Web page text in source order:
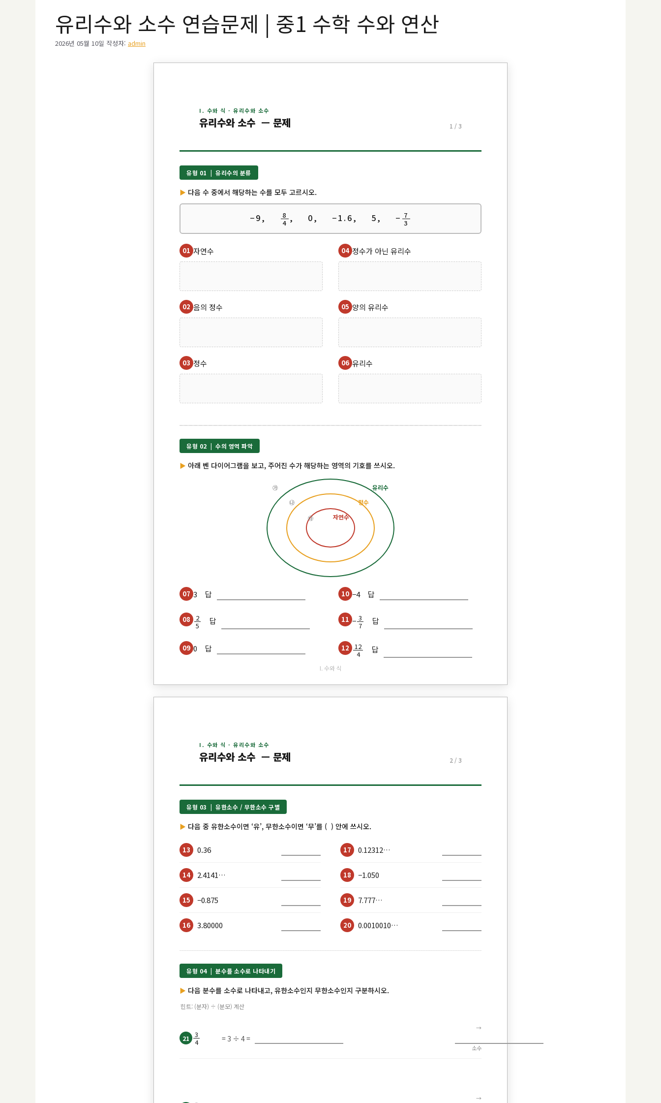
유리수와 소수 연습문제 | 중1 수학 수와 연산
2026년 05월 10일 작성자: admin
I. 수와 식 · 유리수와 소수
유리수와 소수 — 문제 1 / 3
유형 01 | 유리수의 분류
다음 수 중에서 해당하는 수를 모두 고르시오.
−9,
8
4 , 0, −1.6, 5, − 7
3
01 자연수
02 음의 정수
03 정수
04 정수가 아닌 유리수
05 양의 유리수
06 유리수
유형 02 | 수의 영역 파악
아래 벤 다이어그램을 보고, 주어진 수가 해당하는 영역의 기호를 쓰시오.
유리수
정수
자연수
㉮
㉯
㉰
07 3 답
08
2
5
답
09 0 답
10 −4 답
11 − 3
7
답
12
12
4
답
I. 수와 식
I. 수와 식 · 유리수와 소수
유리수와 소수 — 문제 2 / 3
유형 03 | 유한소수 / 무한소수 구별
다음 중 유한소수이면 ‘유’, 무한소수이면 ‘무’를 ( ) 안에 쓰시오.
13 0.36
14 2.4141…
15 −0.875
16 3.80000
17 0.12312…
18 −1.050
19 7.777…
20 0.0010010…
유형 04 | 분수를 소수로 나타내기
다음 분수를 소수로 나타내고, 유한소수인지 무한소수인지 구분하시오.
힌트: (분자) ÷ (분모) 계산
21
3
4
= 3 ÷ 4 =
→
소수
→